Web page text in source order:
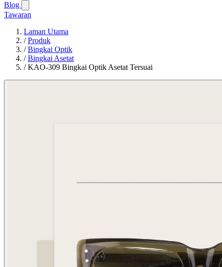
Blog
Tawaran
Laman Utama
/Produk
/Bingkai Optik
/Bingkai Asetat
/KAO-309 Bingkai Optik Asetat Tersuai